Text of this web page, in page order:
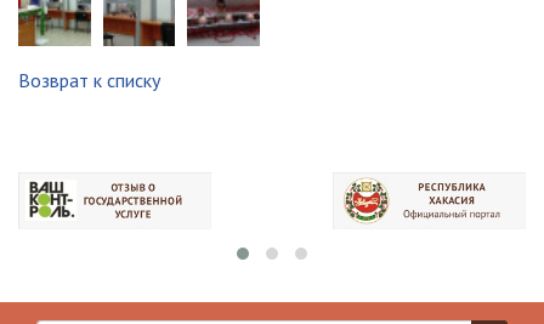
Возврат к списку